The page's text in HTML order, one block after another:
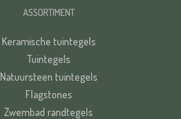
ASSORTIMENT
Keramische tuintegels
Tuintegels
Natuursteen tuintegels
Flagstones
Zwembad randtegels